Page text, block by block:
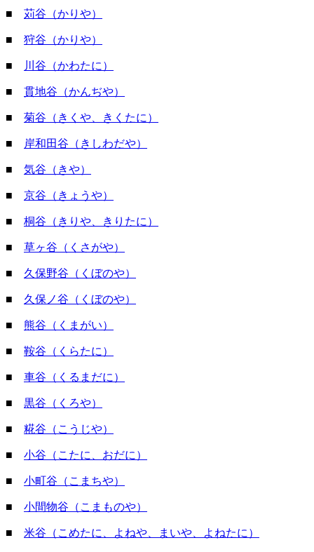
■ 苅谷（かりや）
■ 狩谷（かりや）
■ 川谷（かわたに）
■ 貫地谷（かんぢや）
■ 菊谷（きくや、きくたに）
■ 岸和田谷（きしわだや）
■ 気谷（きや）
■ 京谷（きょうや）
■ 桐谷（きりや、きりたに）
■ 草ヶ谷（くさがや）
■ 久保野谷（くぼのや）
■ 久保ノ谷（くぼのや）
■ 熊谷（くまがい）
■ 鞍谷（くらたに）
■ 車谷（くるまだに）
■ 黒谷（くろや）
■ 糀谷（こうじや）
■ 小谷（こたに、おだに）
■ 小町谷（こまちや）
■ 小間物谷（こまものや）
■ 米谷（こめたに、よねや、まいや、よねたに）